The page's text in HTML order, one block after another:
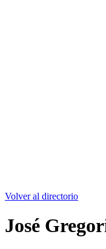
Volver al directorio
José